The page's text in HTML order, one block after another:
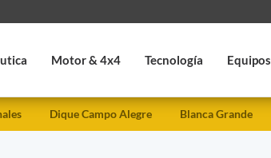
Motor & 4x4 Tecnología Equipos
Dique Campo Alegre Blanca Grande